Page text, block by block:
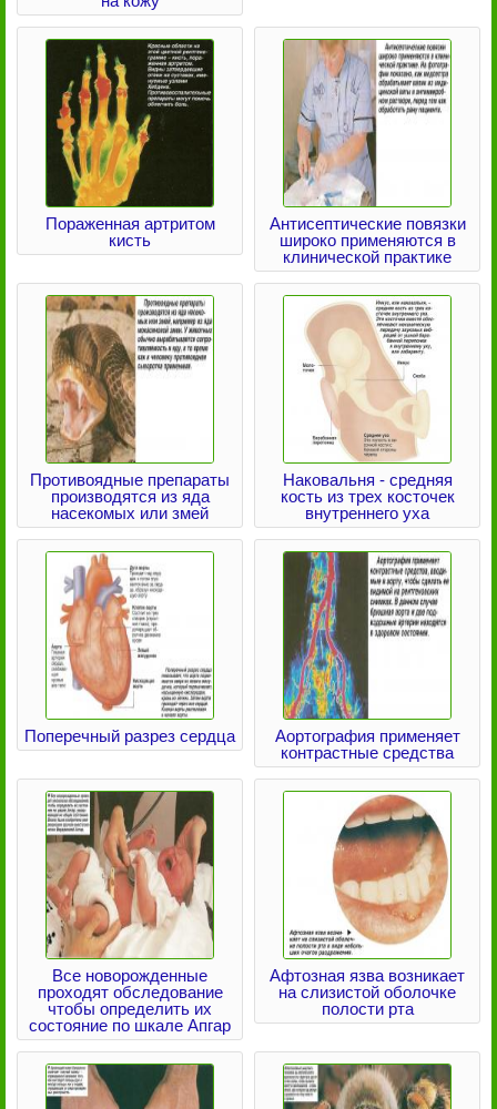
Пораженная артритом
кисть
Антисептические повязки
широко применяются в
клинической практике
Противоядные препараты
производятся из яда
насекомых или змей
Наковальня - средняя
кость из трех косточек
внутреннего уха
Поперечный разрез сердца
Аортография применяет
контрастные средства
Все новорожденные
проходят обследование
чтобы определить их
состояние по шкале Апгар
Афтозная язва возникает
на слизистой оболочке
полости рта